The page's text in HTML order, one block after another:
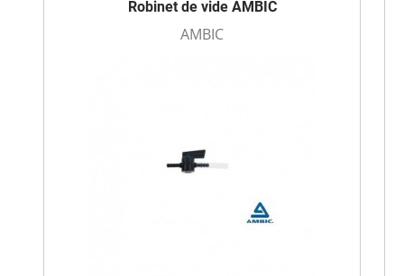
Robinet de vide AMBIC
AMBIC